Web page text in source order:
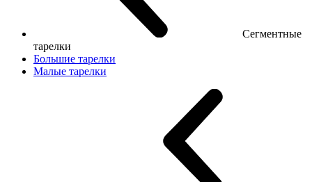
Сегментные
тарелки
Большие тарелки
Малые тарелки